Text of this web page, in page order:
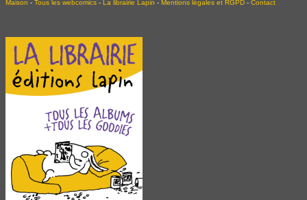
Maison - Tous les webcomics - La librairie Lapin - Mentions légales et RGPD - Contact